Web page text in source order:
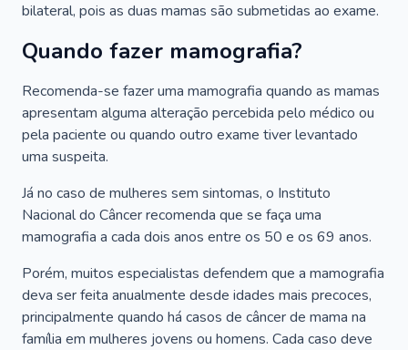
bilateral, pois as duas mamas são submetidas ao exame.
Quando fazer mamografia?
Recomenda-se fazer uma mamografia quando as mamas
apresentam alguma alteração percebida pelo médico ou
pela paciente ou quando outro exame tiver levantado
uma suspeita.
Já no caso de mulheres sem sintomas, o Instituto
Nacional do Câncer recomenda que se faça uma
mamografia a cada dois anos entre os 50 e os 69 anos.
Porém, muitos especialistas defendem que a mamografia
deva ser feita anualmente desde idades mais precoces,
principalmente quando há casos de câncer de mama na
família em mulheres jovens ou homens. Cada caso deve